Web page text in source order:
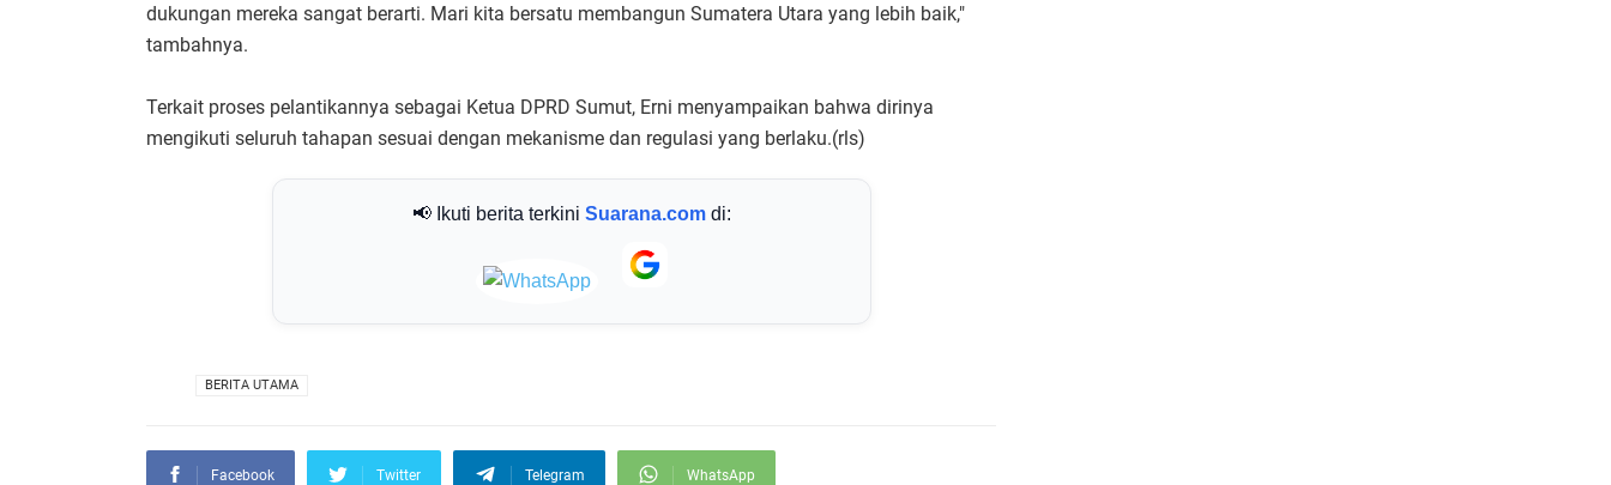
dukungan mereka sangat berarti. Mari kita bersatu membangun Sumatera Utara yang lebih baik,"
tambahnya.
Terkait proses pelantikannya sebagai Ketua DPRD Sumut, Erni menyampaikan bahwa dirinya
mengikuti seluruh tahapan sesuai dengan mekanisme dan regulasi yang berlaku.(rls)
📢 Ikuti berita terkini Suarana.comdi:
BERITA UTAMA
Facebook Twitter Telegram WhatsApp